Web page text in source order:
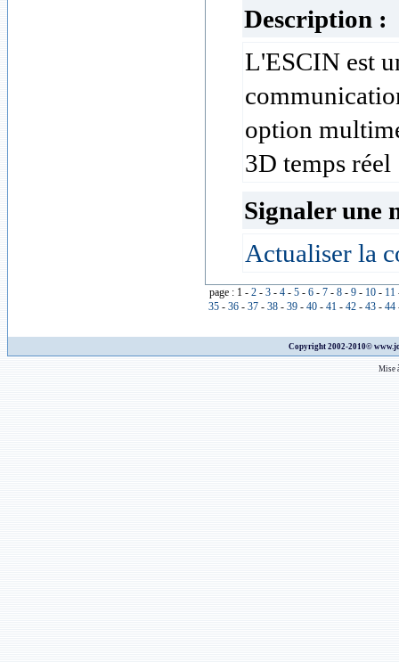
Description :
L'ESCIN est
option
3D temps réel
Signaler une
Actualiser la
page : 1 - 2- 3- 4- 5- 6- 7- 8- 9- 10- 11
35 - 36 - 37 - 38 - 39 - 40 - 41 - 42 - 43 - 44
Copyright 2002-2010©
Mise